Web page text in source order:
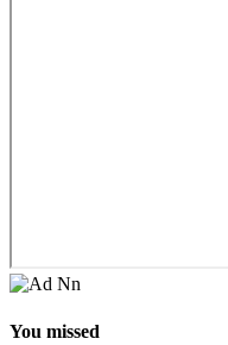
You missed